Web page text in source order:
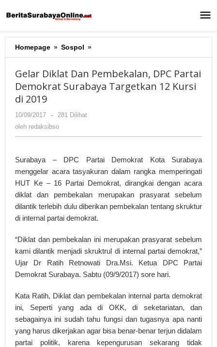
ke
Homepage » Sospol »
Diklat
Pembekalan,
DPC
12
di
2019
Gelar Diklat Dan Pembekalan, DPC Partai
Demokrat Surabaya Targetkan 12 Kursi
di 2019
10/09/2017
oleh
redaksibso
-
281 Dilihat
oleh redaksibso
Surabaya – DPC Partai Demokrat Kota Surabaya
menggelar acara tasyakuran dalam rangka memperingati
HUT Ke – 16 Partai Demokrat, dirangkai dengan acara
diklat dan pembekalan merupakan prasyarat sebelum
dilantik terlebih dulu diberikan pembekalan tentang skruktur
di internal partai demokrat.
“Diklat dan pembekalan ini merupakan prasyarat sebelum
kami dilantik menjadi skruktrul di internal partai demokrat,”
Ujar Dr Ratih Retnowati Dra.Msi. Ketua DPC Partai
Demokrat Surabaya. Sabtu (09/9/2017) sore hari.
Kata Ratih, Diklat dan pembekalan internal parta demokrat
ini, Seperti yang ada di OKK, di seketariatan, dan
sebagainya ini sudah tahu fungsi dan tugasnya apa nanti
yang harus dikerjakan agar bisa benar-benar terjun didalam
partai politik, karena kepengurusan sekarang tidak